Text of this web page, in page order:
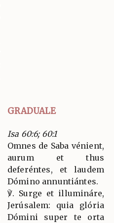
GRADUALE
Isa 60:6; 60:1
Omnes de Saba vénient,
aurum et thus
deferéntes, et laudem
Dómino annuntiántes.
℣. Surge et illumináre,
Jerúsalem: quia glória
Dómini super te orta